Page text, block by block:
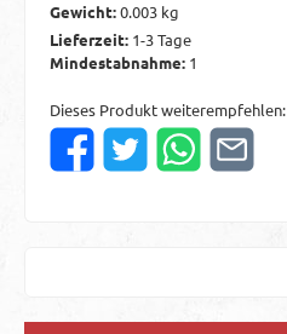
Gewicht:0.003 kg
Lieferzeit: 1-3 Tage
Mindestabnahme: 1
Dieses Produkt weiterempfehlen: